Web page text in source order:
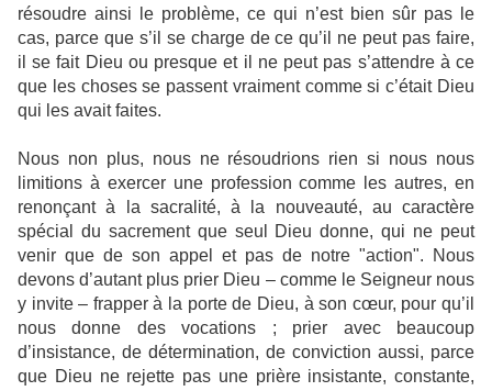
résoudre ainsi le problème, ce qui n’est bien sûr pas le
cas, parce que s’il se charge de ce qu’il ne peut pas faire,
il se fait Dieu ou presque et il ne peut pas s’attendre à ce
que les choses se passent vraiment comme si c’était Dieu
qui les avait faites.
Nous non plus, nous ne résoudrions rien si nous nous
limitions à exercer une profession comme les autres, en
renonçant à la sacralité, à la nouveauté, au caractère
spécial du sacrement que seul Dieu donne, qui ne peut
venir que de son appel et pas de notre "action". Nous
devons d’autant plus prier Dieu – comme le Seigneur nous
y invite – frapper à la porte de Dieu, à son cœur, pour qu’il
nous donne des vocations ; prier avec beaucoup
d’insistance, de détermination, de conviction aussi, parce
que Dieu ne rejette pas une prière insistante, constante,